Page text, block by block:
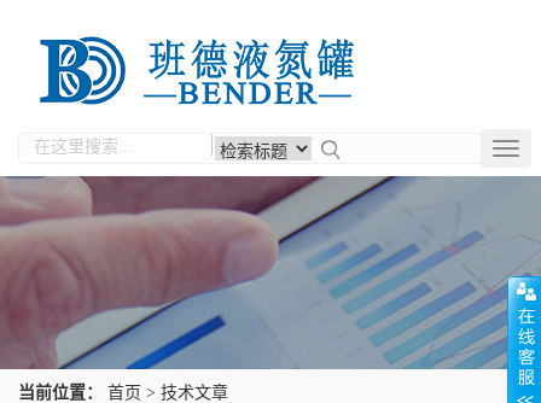
当前位置： 首页 > 技术文章